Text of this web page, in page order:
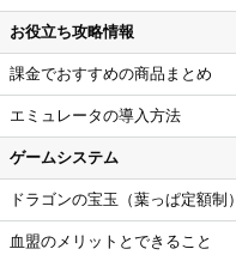
お役立ち攻略情報
課金でおすすめの商品まとめ
エミュレータの導入方法
ゲームシステム
ドラゴンの宝玉（葉っぱ定額
血盟のメリットとできること